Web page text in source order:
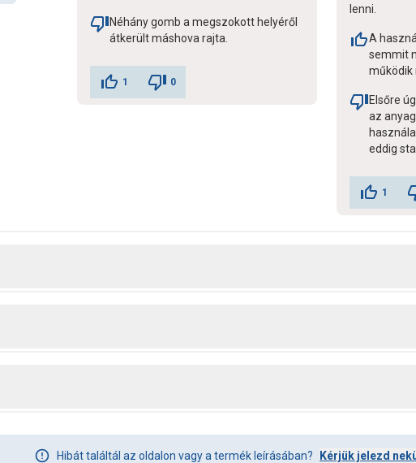
Néhány gomb a megszokott helyéről
átkerült máshova rajta.
1 0
lenni.
A
semmit
működik
Elsőre
az
eddig
1
Hibát találtál az oldalon vagy a termék leírásában? Kérjük jelezd